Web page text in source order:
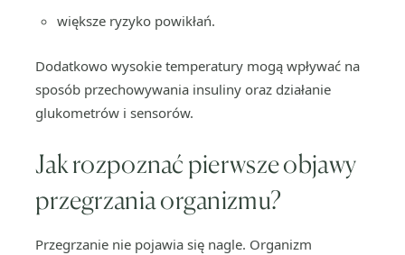
większe ryzyko powikłań.
Dodatkowo wysokie temperatury mogą wpływać na
sposób przechowywania insuliny oraz działanie
glukometrów i sensorów.
Jak rozpoznać pierwsze objawy
przegrzania organizmu?
Przegrzanie nie pojawia się nagle. Organizm